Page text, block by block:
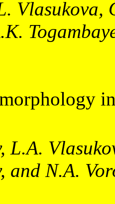
Vlasukova,
L.A.
and N.A.